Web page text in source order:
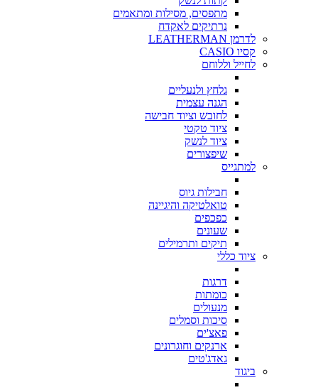
מתפסים, מסילות ומתאמים
נרתיקים לאקדח
לדרמן LEATHERMAN
קסיו CASIO
לחייל וללוחם
גלחץ ולנעליים
הגנה עצמית
לחובש וציוד חבישה
ציוד טקטי
ציוד לנשק
שיפצורים
למתגייס
חבילות גיוס
טואלטיקה והיגיינה
כפכפים
שעונים
תיקים ותרמילים
ציוד כללי
דרגות
כומתות
מנעולים
סיכות וסמלים
פאצ'ים
ארנקים וחוגרונים
גאדג'טים
ביגוד